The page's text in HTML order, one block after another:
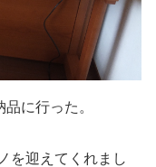
に行った。
を迎えてくれまし